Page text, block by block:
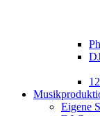
Eigene